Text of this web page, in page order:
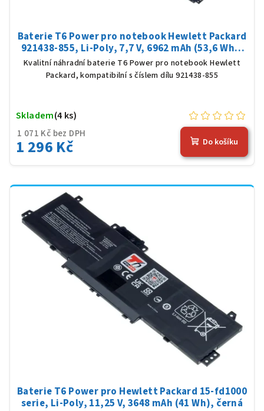
Baterie T6 Power pro notebook Hewlett Packard
921438-855, Li-Poly, 7,7 V, 6962 mAh (53,6 Wh),
černá
Kvalitní náhradní baterie T6 Power pro notebook Hewlett
Packard, kompatibilní s číslem dílu 921438-855
1 071 Kč bez DPH
1 296 Kč
Skladem(4 ks)
Do košíku
Baterie T6 Power pro Hewlett Packard 15-fd1000
serie, Li-Poly, 11,25 V, 3648 mAh (41 Wh), černá